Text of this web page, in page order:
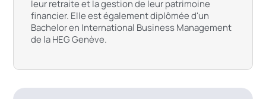
leur retraite et la gestion de leur patrimoine
financier. Elle est également diplômée d'un
Bachelor en International Business Management
de la HEG Genève.